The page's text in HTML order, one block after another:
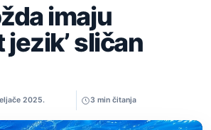
imaju
jezik’ sličan
2025. 3 min čitanja